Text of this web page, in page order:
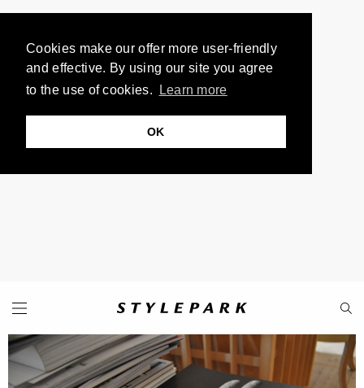
Cookies make our offer more user-friendly
and effective. By using our site you agree
to the use of cookies.
Learn more
OK